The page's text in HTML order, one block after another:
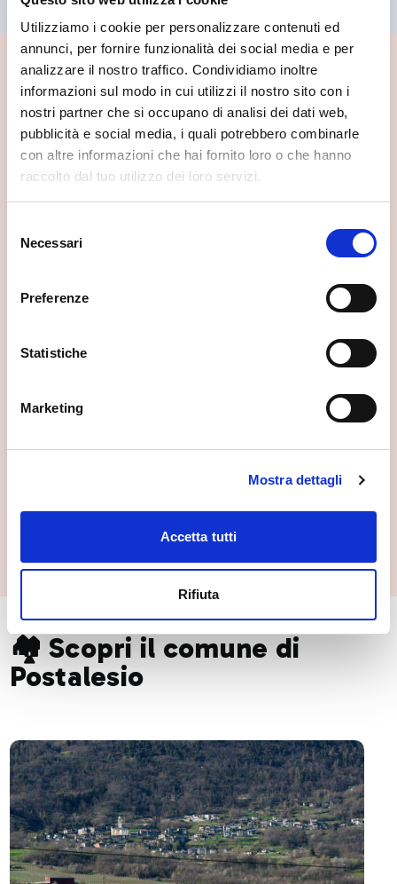
Utilizziamo i cookie per personalizzare contenuti ed
annunci, per fornire funzionalità dei social media e per
analizzare il nostro traffico. Condividiamo inoltre
informazioni sul modo in cui utilizzi il nostro sito con i
nostri partner che si occupano di analisi dei dati web,
pubblicità e social media, i quali potrebbero combinarle
con altre informazioni che hai fornito loro o che hanno
raccolto dal tuo utilizzo dei loro servizi.
delNecessari
Preferenze
Statistiche
Marketing
Mostra dettagli
Accetta tutti
Rifiuta
📍 Cosa vedere nei dintorni
Se vuoi scoprire di più su questa zona, qui trovi altri
spunti utili.
🏘️ Scopri il comune di
Postalesio